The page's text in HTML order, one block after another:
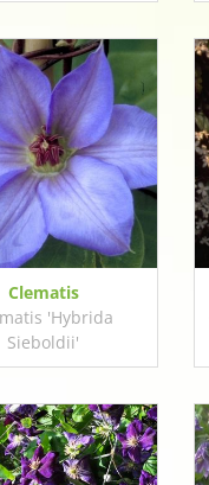
Clematis
'Hybrida
Sieboldii'